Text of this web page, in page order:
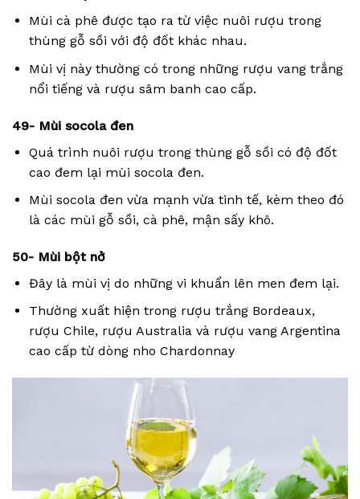
Mùi cà phê được tạo ra từ việc nuôi rượu trong
thùng gỗ sồi với độ đốt khác nhau.
Mùi vị này thường có trong những rượu vang trắng
nổi tiếng và rượu sâm banh cao cấp.
49- Mùi socola đen
Quá trình nuôi rượu trong thùng gỗ sồi có độ đốt
cao đem lại mùi socola đen.
Mùi socola đen vừa mạnh vừa tinh tế, kèm theo đó
là các mùi gỗ sồi, cà phê, mận sấy khô.
50- Mùi bột nở
Đây là mùi vị do những vi khuẩn lên men đem lại.
Thường xuất hiện trong rượu trắng Bordeaux,
rượu Chile, rượu Australia và rượu vang Argentina
cao cấp từ dòng nho Chardonnay